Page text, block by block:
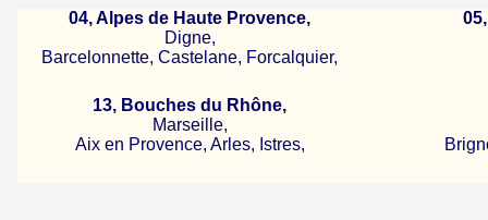
04, Alpes de Haute Provence,
Digne,
Barcelonnette, Castelane, Forcalquier,
13, Bouches du Rhône,
Marseille,
Aix en Provence, Arles, Istres,